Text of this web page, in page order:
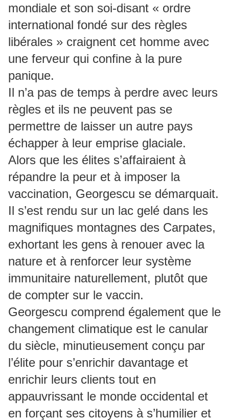
mondiale et son soi-disant « ordre
international fondé sur des règles
libérales » craignent cet homme avec
une ferveur qui confine à la pure
panique.
Il n’a pas de temps à perdre avec leurs
règles et ils ne peuvent pas se
permettre de laisser un autre pays
échapper à leur emprise glaciale.
Alors que les élites s’affairaient à
répandre la peur et à imposer la
vaccination, Georgescu se démarquait.
Il s’est rendu sur un lac gelé dans les
magnifiques montagnes des Carpates,
exhortant les gens à renouer avec la
nature et à renforcer leur système
immunitaire naturellement, plutôt que
de compter sur le vaccin.
Georgescu comprend également que le
changement climatique est le canular
du siècle, minutieusement conçu par
l’élite pour s’enrichir davantage et
enrichir leurs clients tout en
appauvrissant le monde occidental et
en forçant ses citoyens à s’humilier et